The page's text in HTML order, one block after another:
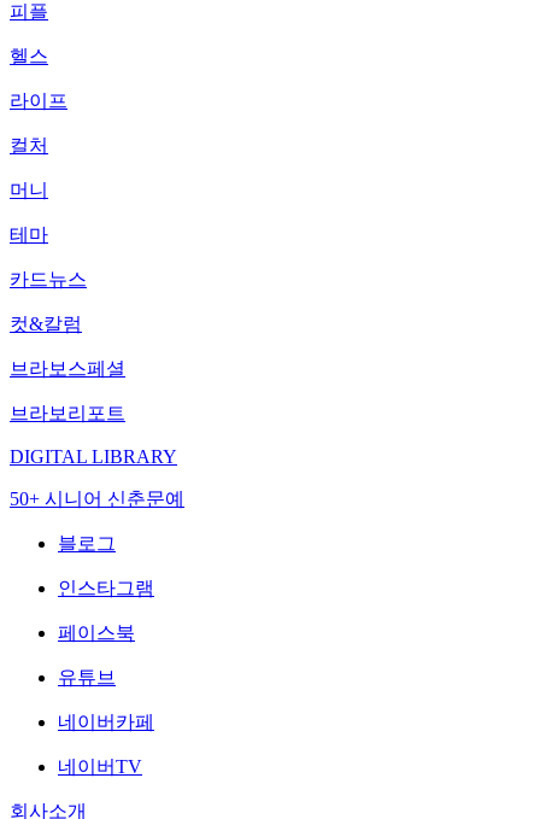
피플
헬스
라이프
컬처
머니
테마
카드뉴스
컷&칼럼
브라보스페셜
브라보리포트
DIGITAL LIBRARY
50+ 시니어 신춘문예
블로그
인스타그램
페이스북
유튜브
네이버카페
네이버TV
회사소개